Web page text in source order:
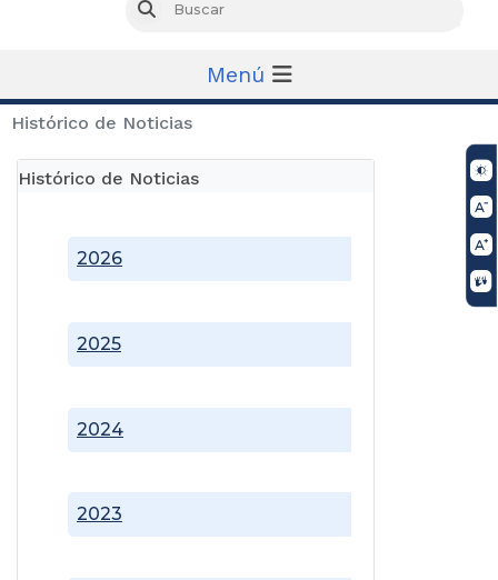
Buscar
Menú
Histórico de Noticias
Histórico de Noticias
2023
2024
2025
2026